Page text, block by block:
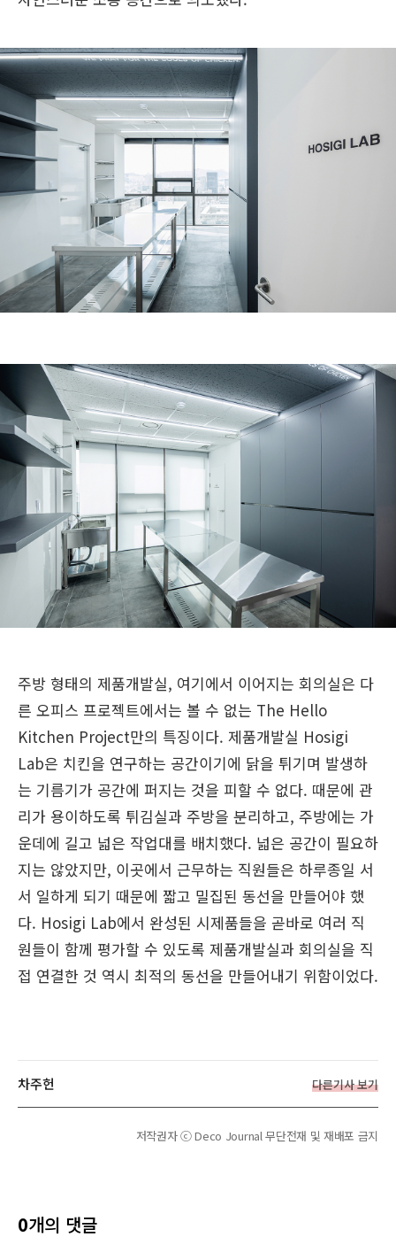
주방 형태의 제품개발실, 여기에서 이어지는 회의실은 다
른 오피스 프로젝트에서는 볼 수 없는 The Hello
Kitchen Project만의 특징이다. 제품개발실 Hosigi
Lab은 치킨을 연구하는 공간이기에 닭을 튀기며 발생하
는 기름기가 공간에 퍼지는 것을 피할 수 없다. 때문에 관
리가 용이하도록 튀김실과 주방을 분리하고, 주방에는 가
운데에 길고 넓은 작업대를 배치했다. 넓은 공간이 필요하
지는 않았지만, 이곳에서 근무하는 직원들은 하루종일 서
서 일하게 되기 때문에 짧고 밀집된 동선을 만들어야 했
다. Hosigi Lab에서 완성된 시제품들을 곧바로 여러 직
원들이 함께 평가할 수 있도록 제품개발실과 회의실을 직
접 연결한 것 역시 최적의 동선을 만들어내기 위함이었다.
차주헌 다른기사 보기
저작권자 ⓒ Deco Journal 무단전재 및 재배포 금지
0개의 댓글